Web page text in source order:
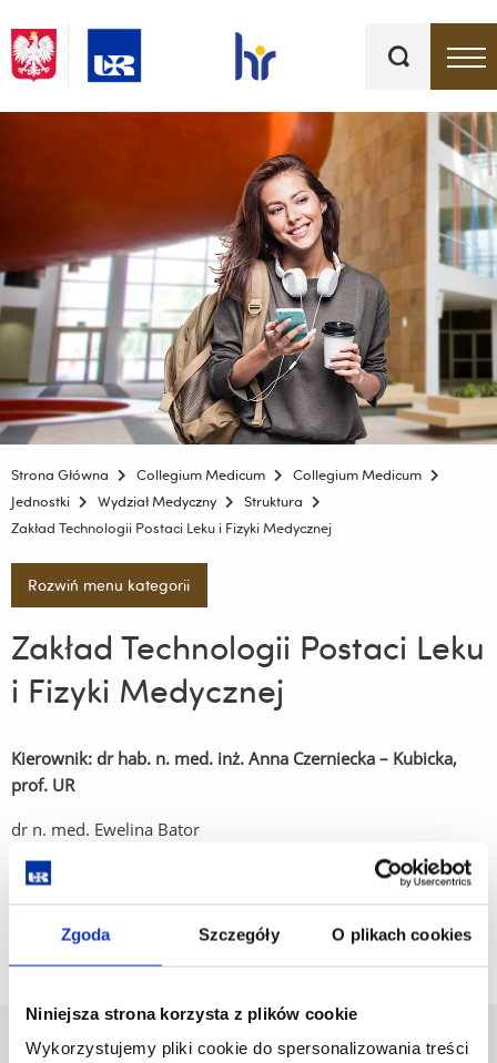
Zgoda Szczegóły O plikach cookies
Niniejsza strona korzysta z plików cookie
Wykorzystujemy pliki cookie do spersonalizowania treści
kluczowe
Strona Główna Collegium Medicum
Collegium Medicum
Jednostki
Wydział Medyczny
Struktura
Zakład Technologii Postaci Leku i Fizyki Medycznej
Rozwiń menu kategorii
Zakład Technologii Postaci Leku
i Fizyki Medycznej
Kierownik: dr hab. n. med. inż. Anna Czerniecka – Kubicka,
prof. UR
dr n. med. Ewelina Bator
dr inż. Zuzanna Bober
Uniwersytet Rzeszowski